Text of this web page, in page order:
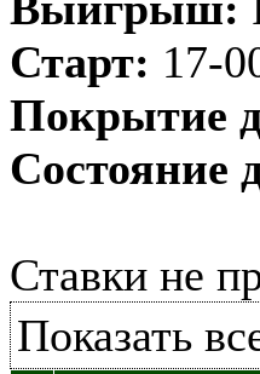
Старт: 17-
Покрытие
Состояние
Ставки не
Показать